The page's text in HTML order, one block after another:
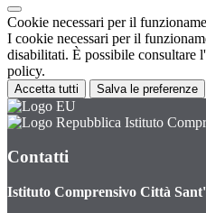
Cookie necessari per il
I cookie necessari per il
disabilitati. È possibile consultare
policy.
Accetta tutti Salva le preferenze
Istituto
Contatti
Istituto Comprensivo Città